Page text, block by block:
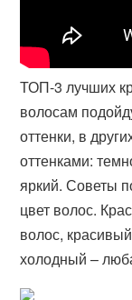
ТОП-3 лучших
волосам
оттенки, в
оттенками:
яркий. Советы
цвет волос.
волос,
холодный –